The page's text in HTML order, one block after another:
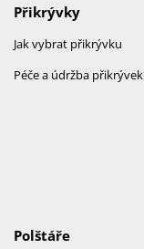
Přikrývky
Jak vybrat přikrývku
Péče a údržba přikrývek
Polštáře